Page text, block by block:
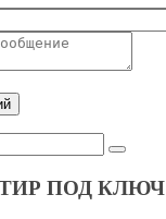
ПОД КЛЮЧ